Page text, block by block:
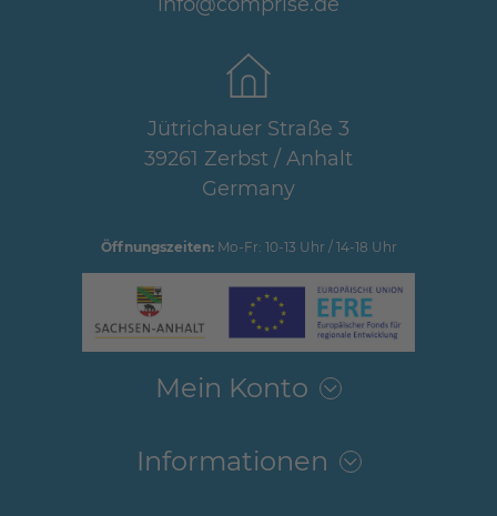
Jütrichauer Straße 3
39261 Zerbst / Anhalt
Germany
Öffnungszeiten:Mo-Fr: 10-13 Uhr / 14-18 Uhr
Mein Konto
Informationen